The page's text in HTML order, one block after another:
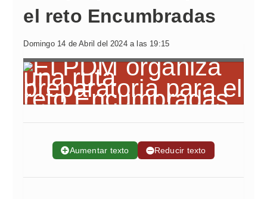
el reto Encumbradas
Domingo 14 de Abril del 2024 a las 19:15
➕Aumentar texto ➖Reducir texto